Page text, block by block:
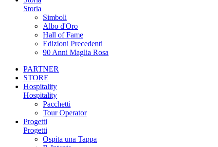
Storia
Simboli
Albo d'Oro
Hall of Fame
Edizioni Precedenti
90 Anni Maglia Rosa
PARTNER
STORE
Hospitality
Hospitality
Pacchetti
Tour Operator
Progetti
Progetti
Ospita una Tappa